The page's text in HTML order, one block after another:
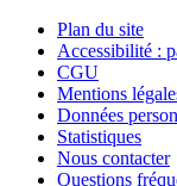
Plan du site
Accessibilité :
CGU
Mentions
Données
Statistiques
Nous contacter
Questions